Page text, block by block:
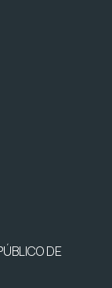
DE